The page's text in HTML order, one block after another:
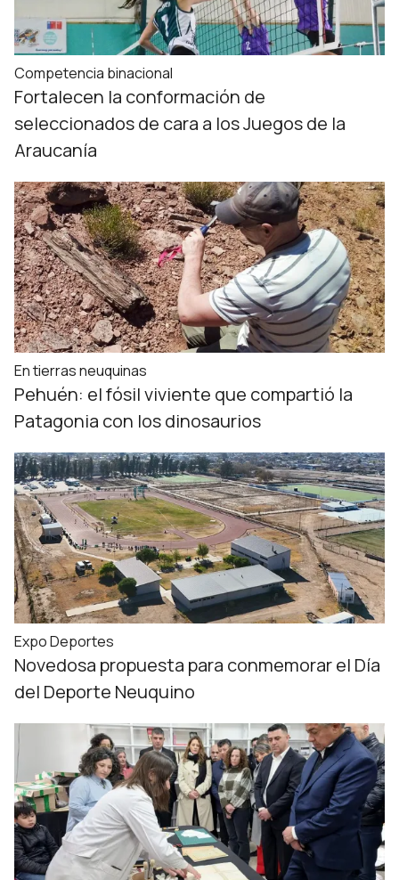
Competencia binacional
Fortalecen la conformación de
seleccionados de cara a los Juegos de la
Araucanía
En tierras neuquinas
Pehuén: el fósil viviente que compartió la
Patagonia con los dinosaurios
Expo Deportes
Novedosa propuesta para conmemorar el Día
del Deporte Neuquino